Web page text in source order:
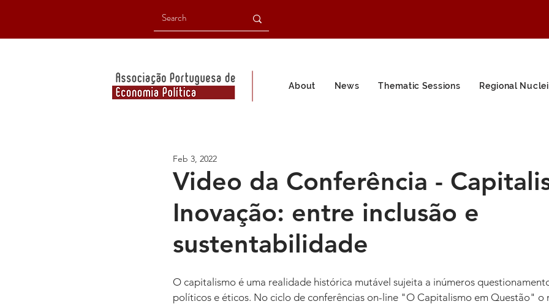
About News Thematic Sessions Regional Nuclei
Video da Conferência -
Inovação: entre inclusão e
sustentabilidade
Feb 3, 2022
O capitalismo é uma realidade histórica mutável sujeita a inúmeros
políticos e éticos. No ciclo de conferências on-line "O Capitalismo em Questão" o